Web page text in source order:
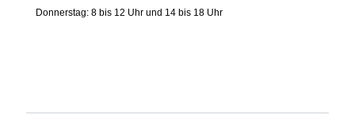
Donnerstag: 8 bis 12 Uhr und 14 bis 18 Uhr